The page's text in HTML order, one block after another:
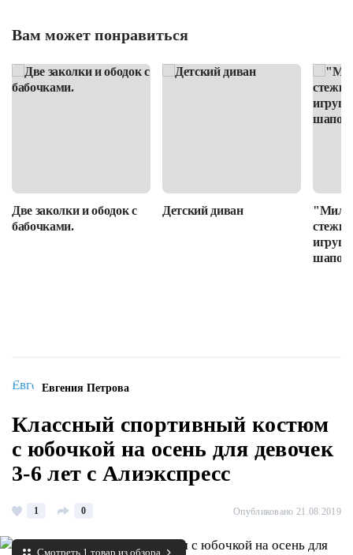
Вам может понравиться
Две заколки и ободок с
бабочками.
Детский диван
Евгения Петрова
Классный спортивный костюм
с юбочкой на осень для девочек
3-6 лет с Алиэкспресс
1 0 Опубликовано 21.08.2019
Смотреть 1 товар из обзора